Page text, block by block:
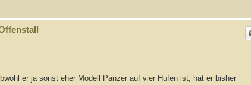
er ja sonst eher Modell Panzer auf vier Hufen ist, hat er bisher